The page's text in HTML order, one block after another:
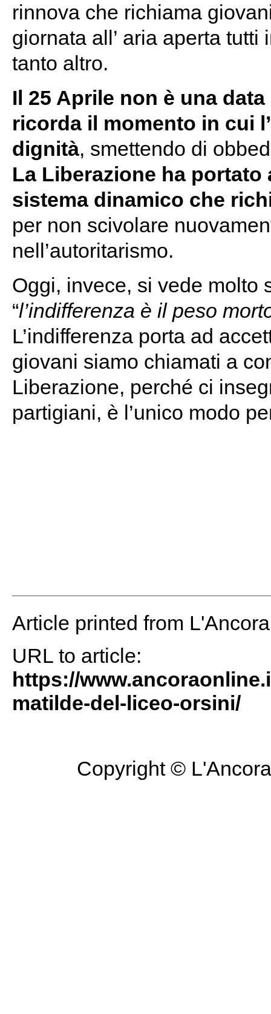
rinnova che richiama
giornata all’ aria aperta
tanto altro.
Il 25 Aprile non è una
ricorda il momento in cui
dignità, smettendo di
La Liberazione ha portato
sistema dinamico che
per non scivolare
nell’autoritarismo.
Oggi, invece, si vede molto
“l’indifferenza è il peso
L’indifferenza porta ad
giovani siamo chiamati a
Liberazione, perché ci
partigiani, è l’unico modo
Article printed from
URL to article:
https://
matilde-del-liceo-orsini/
Copyright ©